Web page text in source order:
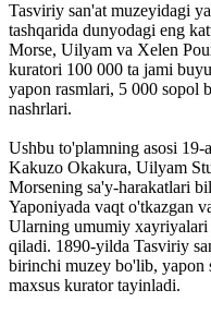
Tasviriy san'at muzeyidagi
tashqarida dunyodagi eng
Morse, Uilyam va Xelen
kuratori 100 000 ta jami
yapon rasmlari, 5 000 sopol
nashrlari.
Ushbu to'plamning asosi
Kakuzo Okakura, Uilyam
Morsening sa'y-harakatlari
Yaponiyada vaqt o'tkazgan
Ularning umumiy
qiladi. 1890-yilda Tasviriy
birinchi muzey bo'lib, yapon
maxsus kurator tayinladi.